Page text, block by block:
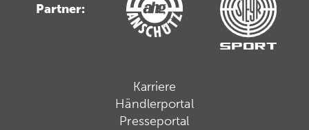
Partner:
Karriere
Händlerportal
Presseportal